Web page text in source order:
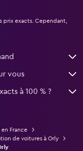
prix exacts. Cependant,
vous
à 100 % ?
France
de voitures à Orly